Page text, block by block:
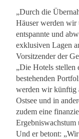
„Durch die
Häuser werden wir
entspannte und
exklusiven Lagen
Vorsitzender der
„Die Hotels stellen
bestehenden
werden wir künftig
Ostsee und in
zudem eine
Ergebniswachstum
Und er betont: